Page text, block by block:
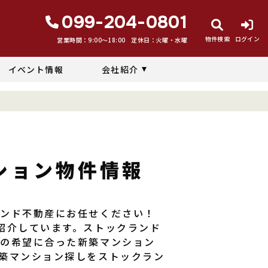
099-204-0801
営業時間：9:00〜18:00 定休日：火曜・水曜 物件検索 ログイン
イベント情報 会社紹介
ン物件情報
ド不動産にお任せください！
しています。ストックランド
希望に合った新築マンション
マンション探しをストックラン